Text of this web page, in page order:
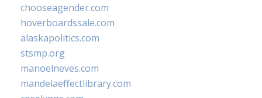
chooseagender.com
hoverboardssale.com
alaskapolitics.com
stsmp.org
manoelneves.com
mandelaeffectlibrary.com